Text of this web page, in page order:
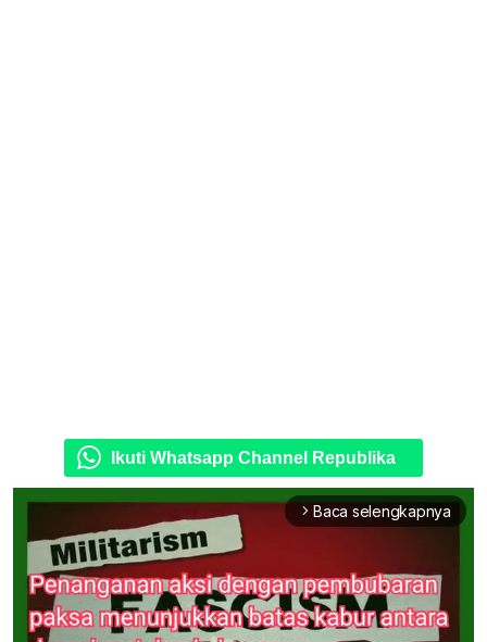
Ikuti Whatsapp Channel Republika
arrow_forward_ios Baca selengkapnya